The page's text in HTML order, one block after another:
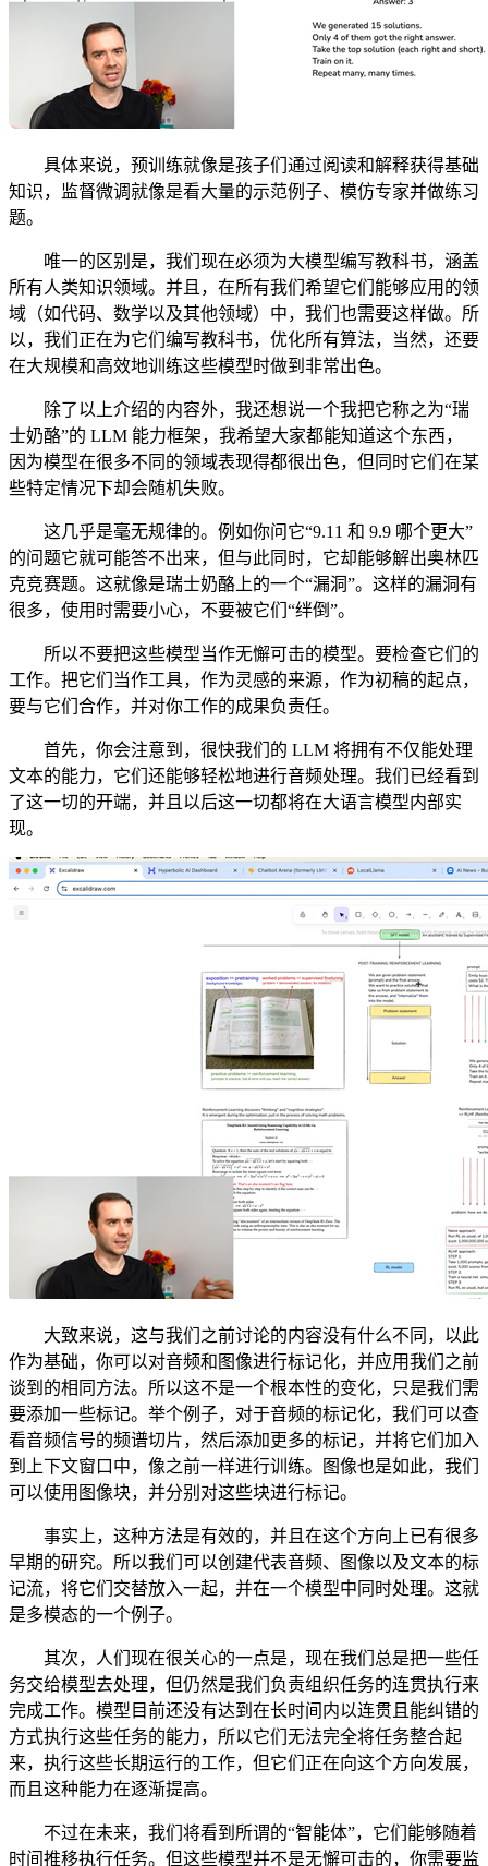
具体来说，预训练就像是孩子们通过阅读和解释获得基础
知识，监督微调就像是看大量的示范例子、模仿专家并做练习
题。
唯一的区别是，我们现在必须为大模型编写教科书，涵盖
所有人类知识领域。并且，在所有我们希望它们能够应用的领
域（如代码、数学以及其他领域）中，我们也需要这样做。所
以，我们正在为它们编写教科书，优化所有算法，当然，还要
在大规模和高效地训练这些模型时做到非常出色。
除了以上介绍的内容外，我还想说一个我把它称之为“瑞
士奶酪”的 LLM 能力框架，我希望大家都能知道这个东西，
因为模型在很多不同的领域表现得都很出色，但同时它们在某
些特定情况下却会随机失败。
这几乎是毫无规律的。例如你问它“9.11 和 9.9 哪个更大”
的问题它就可能答不出来，但与此同时，它却能够解出奥林匹
克竞赛题。这就像是瑞士奶酪上的一个“漏洞”。这样的漏洞有
很多，使用时需要小心，不要被它们“绊倒”。
所以不要把这些模型当作无懈可击的模型。要检查它们的
工作。把它们当作工具，作为灵感的来源，作为初稿的起点，
要与它们合作，并对你工作的成果负责任。
首先，你会注意到，很快我们的 LLM 将拥有不仅能处理
文本的能力，它们还能够轻松地进行音频处理。我们已经看到
了这一切的开端，并且以后这一切都将在大语言模型内部实
现。
大致来说，这与我们之前讨论的内容没有什么不同，以此
作为基础，你可以对音频和图像进行标记化，并应用我们之前
谈到的相同方法。所以这不是一个根本性的变化，只是我们需
要添加一些标记。举个例子，对于音频的标记化，我们可以查
看音频信号的频谱切片，然后添加更多的标记，并将它们加入
到上下文窗口中，像之前一样进行训练。图像也是如此，我们
可以使用图像块，并分别对这些块进行标记。
事实上，这种方法是有效的，并且在这个方向上已有很多
早期的研究。所以我们可以创建代表音频、图像以及文本的标
记流，将它们交替放入一起，并在一个模型中同时处理。这就
是多模态的一个例子。
其次，人们现在很关心的一点是，现在我们总是把一些任
务交给模型去处理，但仍然是我们负责组织任务的连贯执行来
完成工作。模型目前还没有达到在长时间内以连贯且能纠错的
方式执行这些任务的能力，所以它们无法完全将任务整合起
来，执行这些长期运行的工作，但它们正在向这个方向发展，
而且这种能力在逐渐提高。
不过在未来，我们将看到所谓的“智能体”，它们能够随着
时间推移执行任务。但这些模型并不是无懈可击的，你需要监